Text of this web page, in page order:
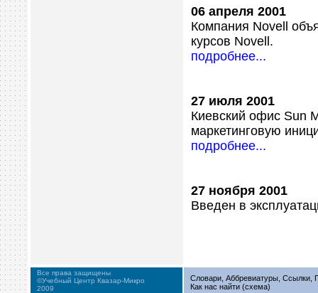
06 апреля 2001
Компания Novell
курсов Novell.
подробнее...
27 июля 2001
Киевский офис Sun
маркетинговую
подробнее...
27 ноября 2001
Введен в
Все права защищены
©Учебный Центр Квазар-Микро
2009
Словари, Аббревиатуры, Ссылки,
Как нас найти (схема)